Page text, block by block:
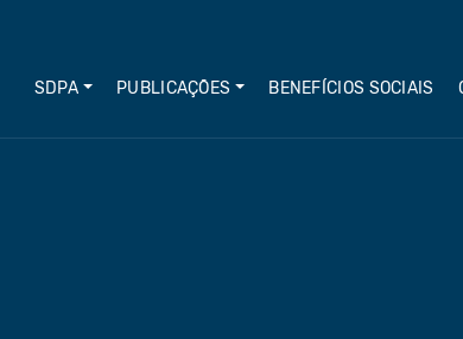
SDPA PUBLICAÇÕES BENEFÍCIOS SOCIAIS